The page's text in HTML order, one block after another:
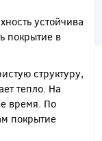
устойчива
покрытие в
структуру,
тепло. На
время. По
покрытие